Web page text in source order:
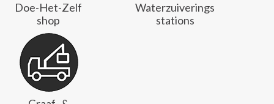
Doe-Het-Zelf
shop
Waterzuiverings
stations